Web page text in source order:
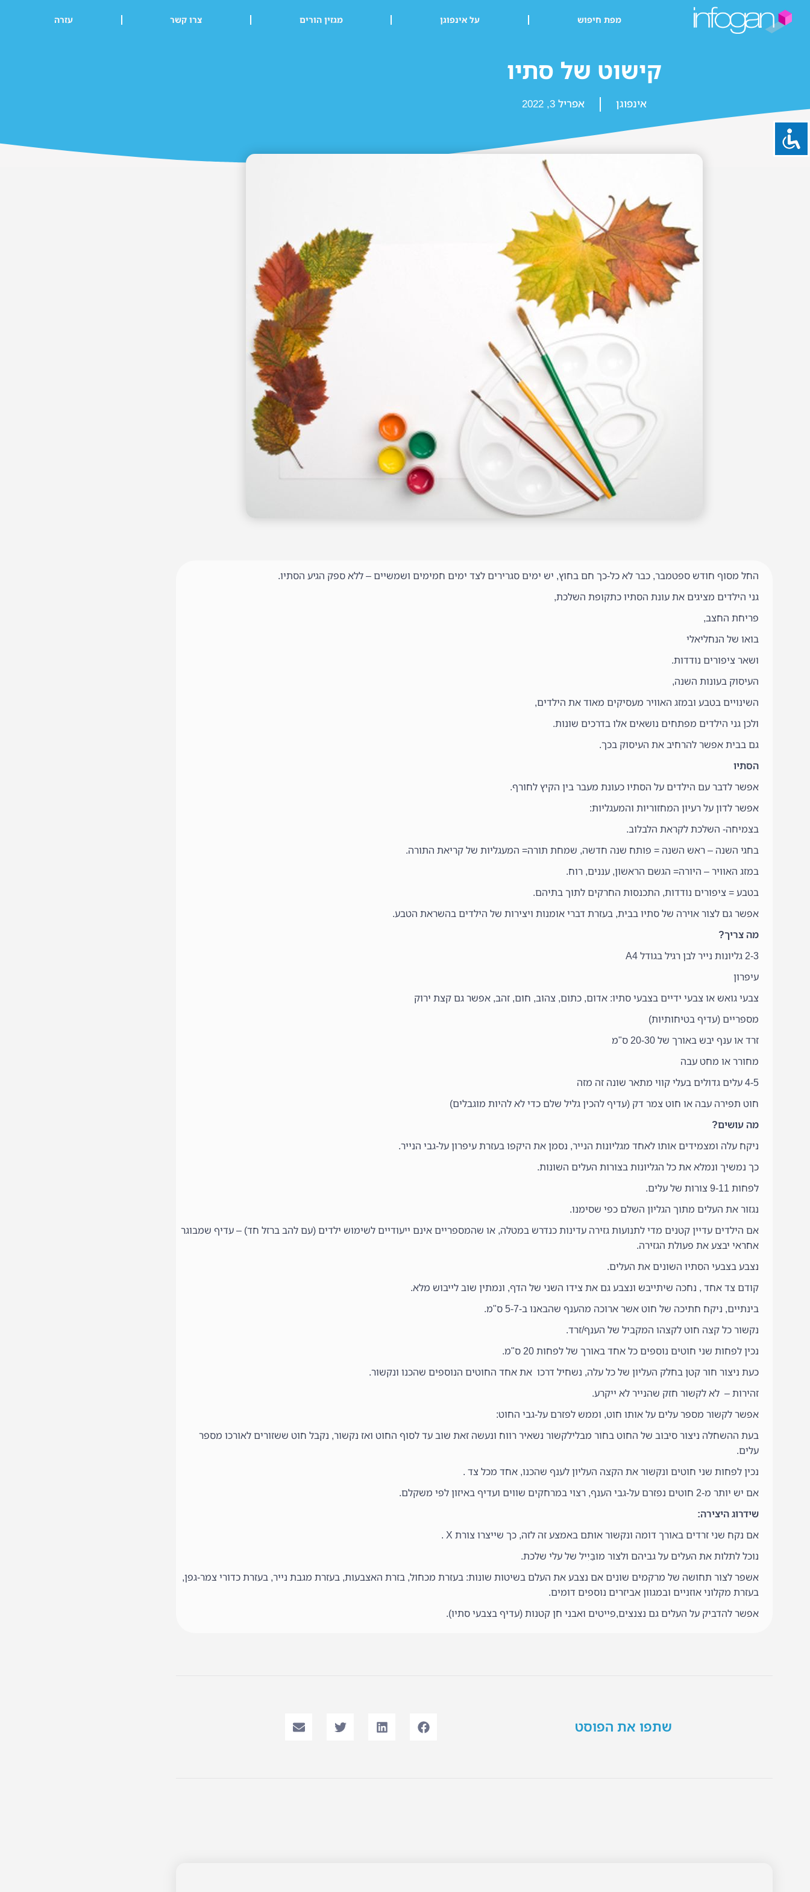
מפת חיפוש על אינפוגן מגזין הורים צרו קשר עזרה
קישוט של סתיו
אינפוגן אפריל 3, 2022
החל מסוף חודש ספטמבר, כבר לא כל-כך חם בחוץ, יש ימים סגרירים לצד ימים חמימים ושמשיים – ללא ספק הגיע הסתיו.
גני הילדים מציגים את עונת הסתיו כתקופת השלכת,
פריחת החצב,
בואו של הנחליאלי
ושאר ציפורים נודדות.
העיסוק בעונות השנה,
השינויים בטבע ובמזג האוויר מעסיקים מאוד את הילדים,
ולכן גני הילדים מפתחים נושאים אלו בדרכים שונות.
גם בבית אפשר להרחיב את העיסוק בכך.
הסתיו
אפשר לדבר עם הילדים על הסתיו כעונת מעבר בין הקיץ לחורף.
אפשר לדון על רעיון המחזוריות והמעגליות:
בצמיחה- השלכת לקראת הלבלוב.
בחגי השנה – ראש השנה = פותח שנה חדשה, שמחת תורה= המעגליות של קריאת התורה.
במזג האוויר – היורה= הגשם הראשון, עננים, רוח.
בטבע = ציפורים נודדות, התכנסות החרקים לתוך בתיהם.
אפשר גם לצור אוירה של סתיו בבית, בעזרת דברי אומנות ויצירות של הילדים בהשראת הטבע.
מה צריך?
2-3 גליונות נייר לבן רגיל בגודל A4
עיפרון
צבעי גואש או צבעי ידיים בצבעי סתיו: אדום, כתום, צהוב, חום, זהב, אפשר גם קצת ירוק
מספריים (עדיף בטיחותיות)
זרד או ענף יבש באורך של 20-30 ס"מ
מחורר או מחט עבה
4-5 עלים גדולים בעלי קווי מתאר שונה זה מזה
חוט תפירה עבה או חוט צמר דק (עדיף להכין גליל שלם כדי לא להיות מוגבלים)
מה עושים?
ניקח עלה ומצמידים אותו לאחד מגליונות הנייר, נסמן את היקפו בעזרת עיפרון על-גבי הנייר.
כך נמשיך ונמלא את כל הגליונות בצורות העלים השונות.
לפחות 9-11 צורות של עלים.
נגזור את העלים מתוך הגליון השלם כפי שסימנו.
אם הילדים עדיין קטנים מדי לתנועות גזירה עדינות כנדרש במטלה, או שהמספריים אינם ייעודיים לשימוש ילדים (עם להב ברזל חד) – עדיף שמבוגר
אחראי יבצע את פעולת הגזירה.
נצבע בצבעי הסתיו השונים את העלים.
קודם צד אחד , נחכה שיתייבש ונצבע גם את צידו השני של הדף, ונמתין שוב לייבוש מלא.
בינתיים, ניקח חתיכה של חוט אשר ארוכה מהענף שהבאנו ב-5-7 ס"מ.
נקשור כל קצה חוט לקצהו המקביל של הענף/זרד.
נכין לפחות שני חוטים נוספים כל אחד באורך של לפחות 20 ס"מ.
כעת ניצור חור קטן בחלק העליון של כל עלה, נשחיל דרכו את אחד החוטים הנוספים שהכנו ונקשור.
זהירות – לא לקשור חזק שהנייר לא ייקרע.
אפשר לקשור מספר עלים על אותו חוט, וממש לפזרם על-גבי החוט:
בעת ההשחלה ניצור סיבוב של החוט בחור מבלילקשור נשאיר רווח ונעשה זאת שוב עד לסוף החוט ואז נקשור, נקבל חוט ששזורים לאורכו מספר
עלים.
נכין לפחות שני חוטים ונקשור את הקצה העליון לענף שהכנו, אחד מכל צד .
אם יש יותר מ-2 חוטים נפזרם על-גבי הענף, רצוי במרחקים שווים ועדיף באיזון לפי משקלם.
שידרוג היצירה:
אם נקח שני זרדים באורך דומה ונקשור אותם באמצע זה לזה, כך שייצרו צורת X .
נוכל לתלות את העלים על גביהם ולצור מובַּיִיל של עלי שלכת.
אשפר לצור תחושה של מרקמים שונים אם נצבע את העלם בשיטות שונות: בעזרת מכחול, בזרת האצבעות, בעזרת מגבת נייר, בעזרת כדורי צמר-גפן,
בעזרת מקלוני אוזניים ובמגוון אביזרים נוספים דומים.
אפשר להדביק על העלים גם נצנצים,פייטים ואבני חן קטנות (עדיף בצבעי סתיו).
שתפו את הפוסט